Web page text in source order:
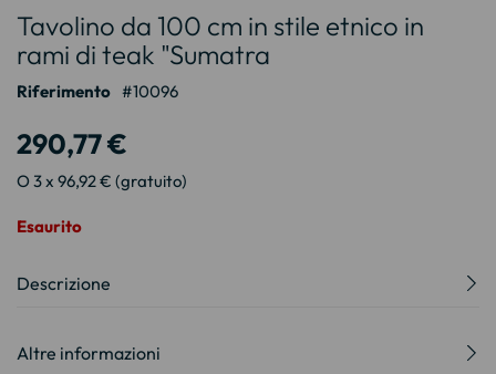
all'inizio
della
galleria
di
Tavolino da 100 cm in stile etnico in
rami di teak "Sumatra
Riferimento 10096
290,77 €
O 3 x 96,92 € (gratuito)
Esaurito
Descrizione
Altre informazioni